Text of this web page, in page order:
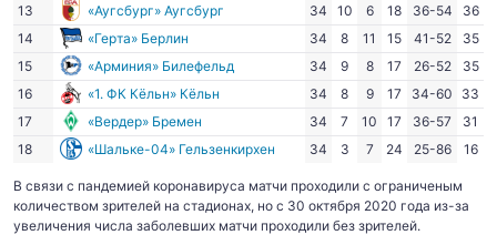
13
«Аугсбург» Аугсбург 34 10 6 18 36-54
36
14
«Герта» Берлин 34 8 11 15 41-52
35
15
«Арминия» Билефельд 34 9 8 17 26-52
35
16
«1. ФК Кёльн» Кёльн 34 8 9 17 34-60
33
17
«Вердер» Бремен 34 7 10 17 36-57
31
18
«Шальке-04» Гельзенкирхен 34 3 7 24 25-86 16
В связи с пандемией коронавируса матчи проходили с ограниченым
количеством зрителей на стадионах, но с 30 октября 2020 года из-за
увеличения числа заболевших матчи проходили без зрителей.